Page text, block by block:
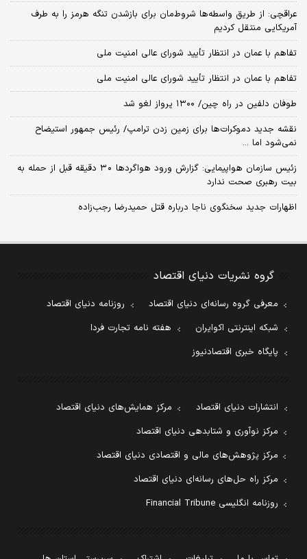
عراقچی: از طریق واسطه‌ها شروط‌مان برای بازشدن تنگه هرمز را به طرف
آمریکایی منتقل کردیم
تفاهم با عمان در انتظار تأیید شورای عالی امنیت ملی
تفاهم با عمان در انتظار تأیید شورای عالی امنیت ملی
طوفان دلفین در راه چین/ ۱۳۰۰ پرواز لغو شد
نقشه جدید دموکرات‌ها برای زمین زدن ترامپ/ رئیس جمهور استیضاح
نمی‌شود اما ...
زئیس سازمان هواپیمایی: گزارش ورود هواگردها ٣٠ دقیقه قبل از حمله به
بیت رهبری صحت ندارد
اظهارات جدید سخنگوی ناجا درباره قتل حمیدرضا رجب‌زاده
گروه نشریات دنیای اقتصاد
معرفی گروه رسانه‌ای دنیای اقتصاد
روزنامه دنیای اقتصاد
شبکه اینترنتی اکوایران
هفته نامه تجارت فردا
پایگاه خبری اقتصادنیوز
انتشارات دنیای اقتصاد
مرکز همایش‌های دنیای اقتصاد
مرکز نوآوری و شتابدهی دنیای اقتصاد
مرکز پژوهش‌های مالی و اقتصادی دنیای اقتصاد
مرکز راه حل‌های رسانه‌ای دنیای اقتصاد
روزنامه انگلیسی Financial Tribune